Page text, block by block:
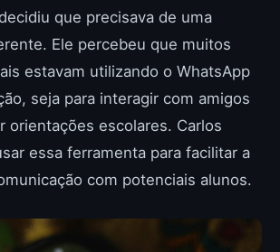
que precisava de uma
Ele percebeu que muitos
estavam utilizando o WhatsApp
seja para interagir com amigos
orientações escolares. Carlos
essa ferramenta para facilitar a
com potenciais alunos.